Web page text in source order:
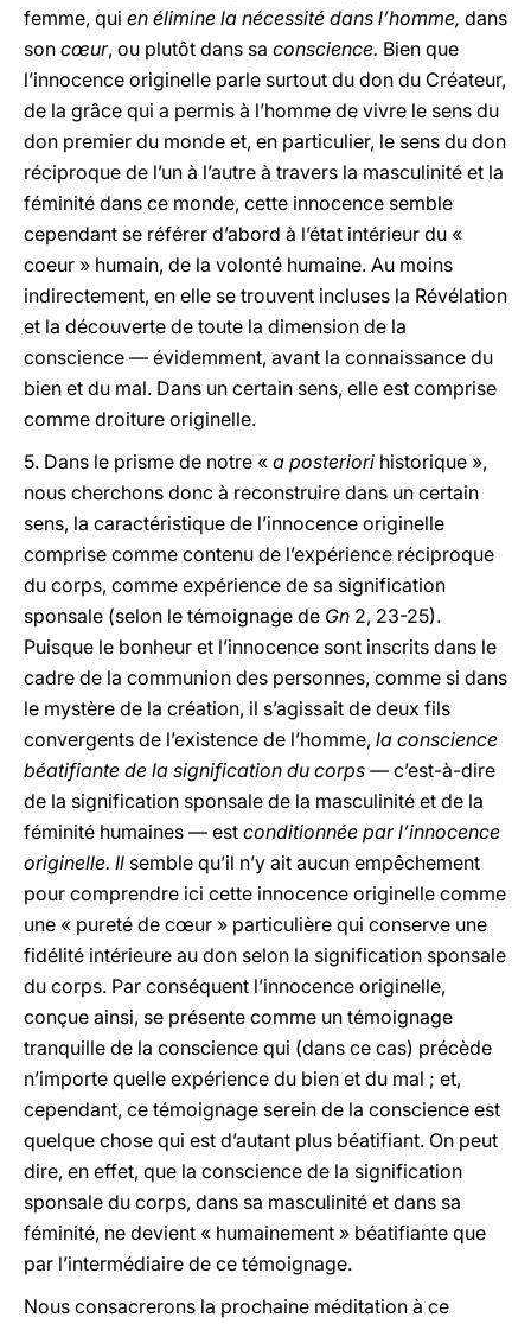
femme, qui en élimine la nécessité dans l’homme, dans
son cœur, ou plutôt dans sa conscience. Bien que
l’innocence originelle parle surtout du don du Créateur,
de la grâce qui a permis à l’homme de vivre le sens du
don premier du monde et, en particulier, le sens du don
réciproque de l’un à l’autre à travers la masculinité et la
féminité dans ce monde, cette innocence semble
cependant se référer d’abord à l’état intérieur du «
coeur » humain, de la volonté humaine. Au moins
indirectement, en elle se trouvent incluses la Révélation
et la découverte de toute la dimension de la
conscience — évidemment, avant la connaissance du
bien et du mal. Dans un certain sens, elle est comprise
comme droiture originelle.
5. Dans le prisme de notre « a posteriori historique »,
nous cherchons donc à reconstruire dans un certain
sens, la caractéristique de l’innocence originelle
comprise comme contenu de l’expérience réciproque
du corps, comme expérience de sa signification
sponsale (selon le témoignage de Gn 2, 23-25).
Puisque le bonheur et l’innocence sont inscrits dans le
cadre de la communion des personnes, comme si dans
le mystère de la création, il s’agissait de deux fils
convergents de l’existence de l’homme, la conscience
béatifiante de la signification du corps —c’est-à-dire
de la signification sponsale de la masculinité et de la
féminité humaines — est conditionnée par l’innocence
originelle. Il semble qu’il n’y ait aucun empêchement
pour comprendre ici cette innocence originelle comme
une « pureté de cœur » particulière qui conserve une
fidélité intérieure au don selon la signification sponsale
du corps. Par conséquent l’innocence originelle,
conçue ainsi, se présente comme un témoignage
tranquille de la conscience qui (dans ce cas) précède
n’importe quelle expérience du bien et du mal ; et,
cependant, ce témoignage serein de la conscience est
quelque chose qui est d’autant plus béatifiant. On peut
dire, en effet, que la conscience de la signification
sponsale du corps, dans sa masculinité et dans sa
féminité, ne devient « humainement » béatifiante que
par l’intermédiaire de ce témoignage.
Nous consacrerons la prochaine méditation à ce